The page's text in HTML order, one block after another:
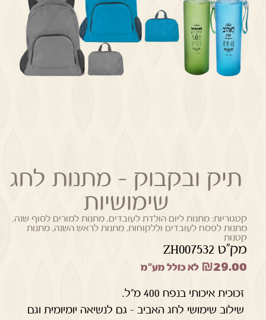
תיק ובקבוק – מתנות לחג
שימושיות
קטגוריות: מתנות ליום הולדת לעובדים,מתנות למורים לסוף שנה,
מתנות לפסח לעובדים וללקוחות,מתנות לראש השנה,מתנות
קטנות
מק"ט ZH007532
₪29.00 לא כולל מע"מ
זכוכית איכותי בנפח 400 מ"ל.
שילוב שימושי לחג האביב – גם לנשיאה יומיומית וגם